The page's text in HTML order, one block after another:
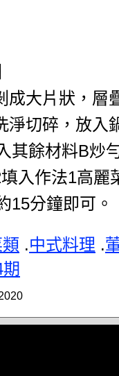
成大片狀，層
淨切碎，放入
其餘材料B炒
入作法1高麗
15分鐘即可。
.中式料理 .